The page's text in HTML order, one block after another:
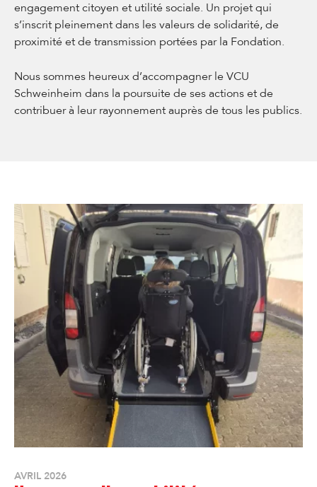
engagement citoyen et utilité sociale. Un projet qui
s’inscrit pleinement dans les valeurs de solidarité, de
proximité et de transmission portées par la Fondation.
Nous sommes heureux d’accompagner le VCU
Schweinheim dans la poursuite de ses actions et de
contribuer à leur rayonnement auprès de tous les publics.
AVRIL 2026